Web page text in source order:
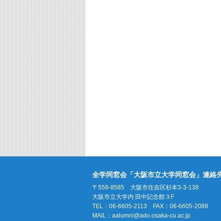
全学同窓会「大阪市立大学同窓会」連絡
〒558-8585 大阪市住吉区杉本3-3-138
大阪市立大学内 田中記念館３F
TEL：06-6605-2113 FAX：06-6605-2088
MAIL： aalumni@ado.osaka-cu.ac.jp